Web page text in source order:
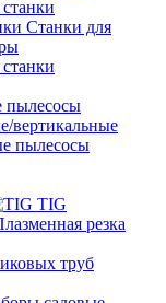
Станки для
пылесосы
вертикальные
пылесосы
TIG
труб